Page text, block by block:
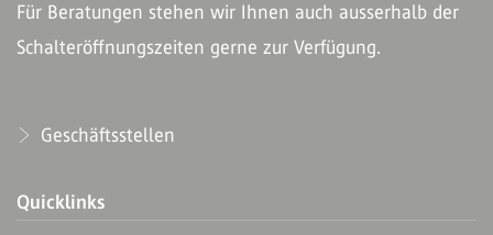
Für Beratungen stehen wir Ihnen auch ausserhalb der
Schalteröffnungszeiten gerne zur Verfügung.
Geschäftsstellen
Quicklinks